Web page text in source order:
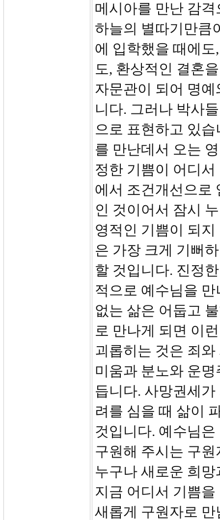
메시아를 만난 감
하늘의 별따기만큼
에 입학했을 때에
도, 환상적인 결혼
자문관이 되어 명
니다. 그러나 박사
으로 표현하고 있
를 만난데서 오는
정한 기쁨이 어디
에서 조건개선으로
인 것이어서 잠시
영적인 기쁨이 되
은 가장 크게 기뻐
할 것입니다. 진정
적으로 예수님을
없는 삶은 어둡고
로 만나게 되면 이
괴롭히는 것은 죄
미움과 분노와 운
듭니다. 사망권세
려를 심을 때 삶이
것입니다. 예수님
구원해 주시는 구
누구나 새로운 희
지금 어디서 기쁨
새롭게 구원자로